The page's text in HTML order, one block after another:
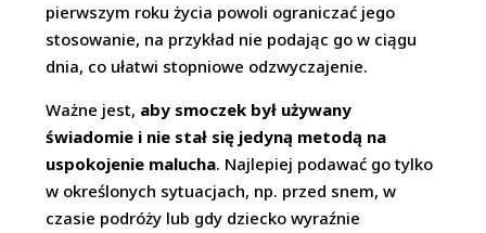
pierwszym roku życia powoli ograniczać jego
stosowanie, na przykład nie podając go w ciągu
dnia, co ułatwi stopniowe odzwyczajenie.
Ważne jest, aby smoczek był używany
świadomie i nie stał się jedyną metodą na
uspokojenie malucha. Najlepiej podawać go tylko
w określonych sytuacjach, np. przed snem, w
czasie podróży lub gdy dziecko wyraźnie